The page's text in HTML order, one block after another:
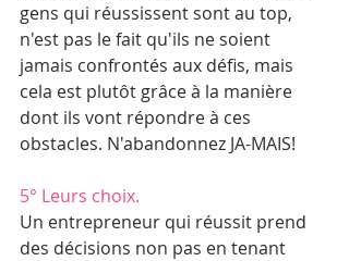
gens qui réussissent sont au top,
n'est pas le fait qu'ils ne soient
jamais confrontés aux défis, mais
cela est plutôt grâce à la manière
dont ils vont répondre à ces
obstacles. N'abandonnez JA-MAIS!
5° Leurs choix.
Un entrepreneur qui réussit prend
des décisions non pas en tenant